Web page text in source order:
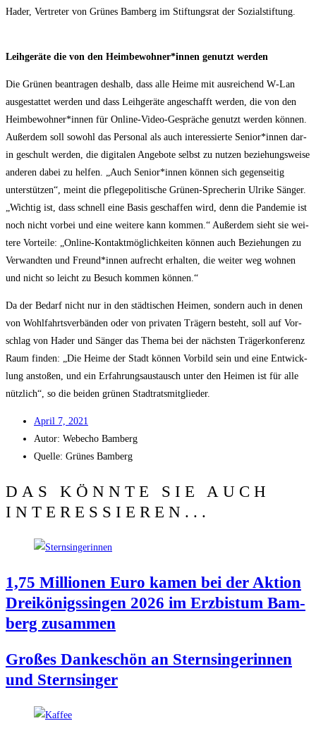
Hader, Ver­tre­ter von Grü­nes Bam­berg im Stif­tungs­rat der Sozialstiftung.
Leih­ge­rä­te die von den Heimbewohner*innen genutzt werden
Die Grü­nen bean­tra­gen des­halb, dass alle Hei­me mit aus­rei­chend W‑Lan
aus­ge­stat­tet wer­den und dass Leih­ge­rä­te ange­schafft wer­den, die von den
Heimbewohner*innen für Online-Video-Gesprä­che genutzt wer­den kön­nen.
Außer­dem soll sowohl das Per­so­nal als auch inter­es­sier­te Senior*innen dar­
in geschult wer­den, die digi­ta­len Ange­bo­te selbst zu nut­zen bezie­hungs­wei­se
ande­ren dabei zu hel­fen. „Auch Senior*innen kön­nen sich gegen­sei­tig
unter­stüt­zen“, meint die pfle­ge­po­li­ti­sche Grü­nen-Spre­che­rin Ulri­ke Sän­ger.
„Wich­tig ist, dass schnell eine Basis geschaf­fen wird, denn die Pan­de­mie ist
noch nicht vor­bei und eine wei­te­re kann kom­men.“ Außer­dem sieht sie wei­
te­re Vor­tei­le: „Online-Kon­takt­mög­lich­kei­ten kön­nen auch Bezie­hun­gen zu
Ver­wand­ten und Freund*innen auf­recht erhal­ten, die wei­ter weg woh­nen
und nicht so leicht zu Besuch kom­men können.“
Da der Bedarf nicht nur in den städ­ti­schen Hei­men, son­dern auch in denen
von Wohl­fahrts­ver­bän­den oder von pri­va­ten Trä­gern besteht, soll auf Vor­
schlag von Hader und Sän­ger das The­ma bei der nächs­ten Trä­ger­kon­fe­renz
Raum fin­den: „Die Hei­me der Stadt kön­nen Vor­bild sein und eine Ent­wick­
lung ansto­ßen, und ein Erfah­rungs­aus­tausch unter den Hei­men ist für alle
nütz­lich“, so die bei­den grü­nen Stadtratsmitglieder.
April 7, 2021
Autor: Web­echo Bamberg
Quel­le: Grü­nes Bamberg
DAS KÖNNTE SIE AUCH
INTERESSIEREN...
1,75 Mil­lio­nen Euro kamen bei der Akti­on
Drei­kö­nigs­sin­gen 2026 im Erz­bis­tum Bam­
berg zusammen
Gro­ßes Dan­ke­schön an Stern­sin­ge­rin­nen
und Sternsinger